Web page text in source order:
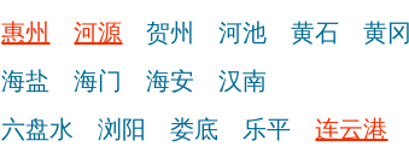
惠州 河源 贺州 河池 黄石 黄冈
海盐 海门 海安 汉南
六盘水 浏阳 娄底 乐平 连云港